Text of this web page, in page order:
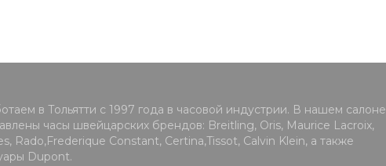
в Тольятти с 1997 года в часовой индустрии. В нашем салоне
часы швейцарских брендов: Breitling, Oris, Maurice Lacroix,
Rado,Frederique Constant, Certina,Tissot, Calvin Klein, а также
Dupont.